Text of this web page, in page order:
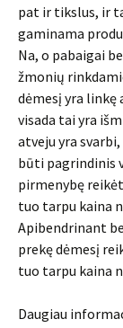
pat ir tikslus, ir
gaminama
Na, o pabaigai
žmonių
dėmesį yra linkę
visada tai yra
atveju yra
būti pagrindinis
pirmenybę
tuo tarpu kaina
Apibendrinant
prekę dėmesį
tuo tarpu kaina
Daugiau